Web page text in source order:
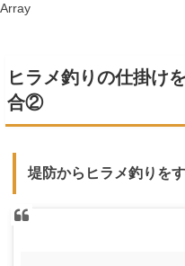
Array
ヒラメ釣りの仕掛け
合②
堤防からヒラメ釣りを